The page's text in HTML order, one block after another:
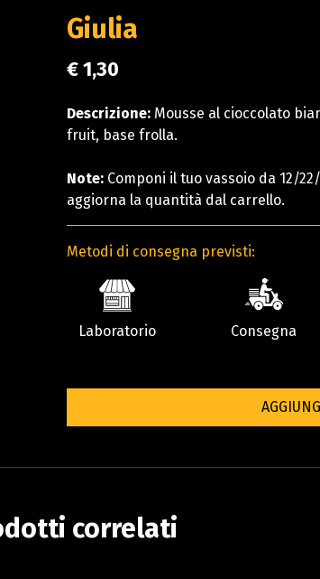
Giulia
€ 1,30
Descrizione: Mousse al cioccolato
fruit, base frolla.
Note: Componi il tuo vassoio da 12/
aggiorna la quantità dal carrello.
Metodi di consegna previsti:
Laboratorio Consegna
correlati